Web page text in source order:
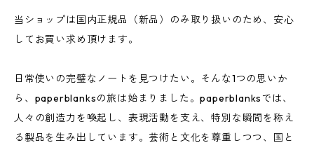
当ショップは国内正規品（新品）のみ取り扱いのため、安心
してお買い求め頂けます。
日常使いの完璧なノートを見つけたい。そんな1つの思いか
ら、paperblanksの旅は始まりました。paperblanksでは、
人々の創造力を喚起し、表現活動を支え、特別な瞬間を称え
る製品を生み出しています。芸術と文化を尊重しつつ、国と